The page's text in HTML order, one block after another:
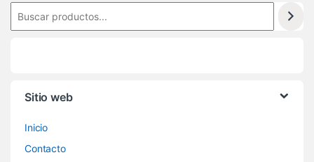
Sitio web
Inicio
Contacto